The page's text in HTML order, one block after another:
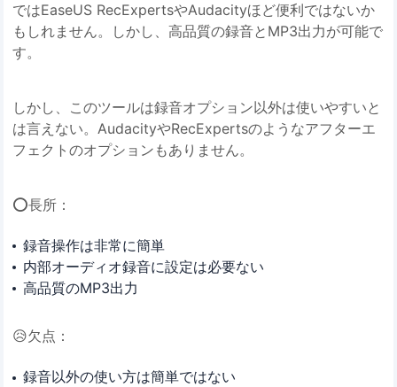
ではEaseUS RecExpertsやAudacityほど便利ではないか
もしれません。しかし、高品質の録音とMP3出力が可能で
す。
しかし、このツールは録音オプション以外は使いやすいと
は言えない。AudacityやRecExpertsのようなアフターエ
フェクトのオプションもありません。
⭕長所：
録音操作は非常に簡単
内部オーディオ録音に設定は必要ない
高品質のMP3出力
😥欠点：
録音以外の使い方は簡単ではない